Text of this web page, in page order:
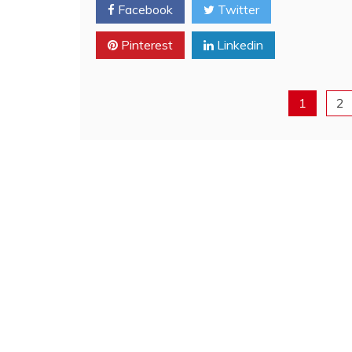
Facebook Twitter
Pinterest Linkedin
1 2